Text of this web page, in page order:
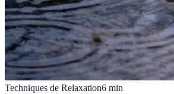
Techniques de Relaxation6 min